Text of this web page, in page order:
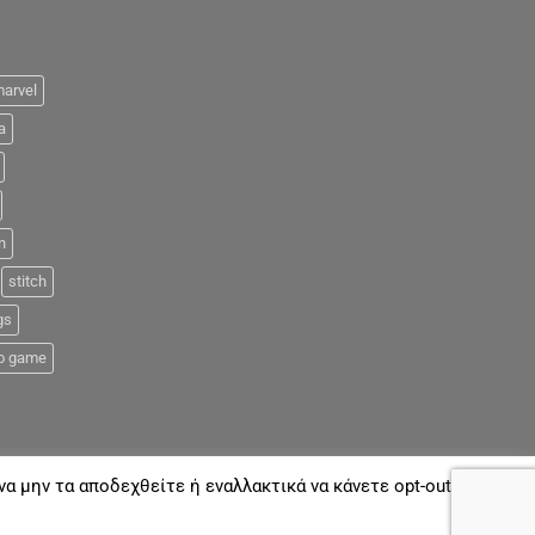
stitch
game
τα αποδεχθείτε ή εναλλακτικά να κάνετε opt-out όποτε